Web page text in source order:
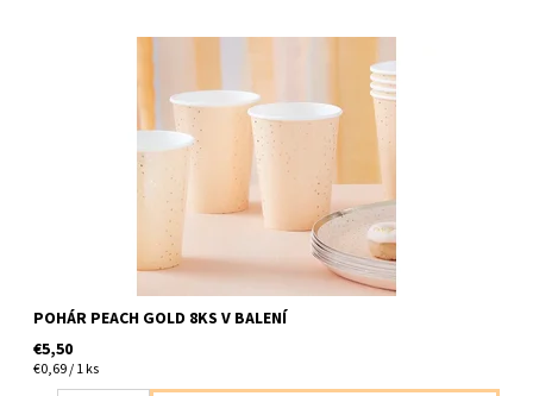
papierové poháre broskynovo zlate 8ks v balení velkost 7x9cm
POHÁR PEACH GOLD 8KS V BALENÍ
€5,50
€0,69 / 1 ks